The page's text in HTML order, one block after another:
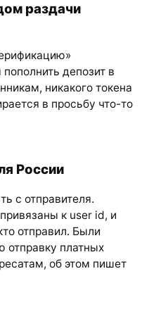
раздачи
депозит в
никакого токена
в просьбу что-то
России
с отправителя.
к user id, и
отправил. Были
платных
об этом пишет